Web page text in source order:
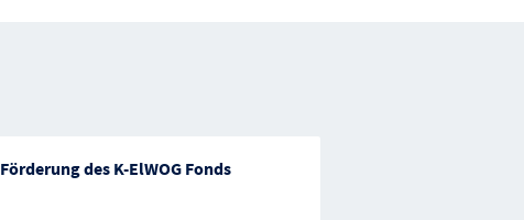
Förderung des K-ElWOG Fonds